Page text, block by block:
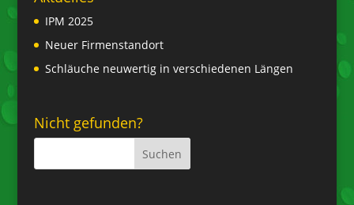
IPM 2025
Neuer Firmenstandort
Schläuche neuwertig in verschiedenen Längen
Nicht gefunden?